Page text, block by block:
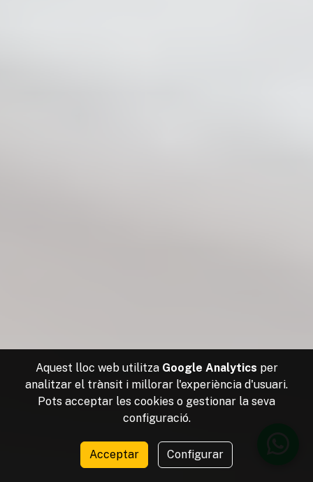
Aquest lloc web utilitza Google Analytics per
analitzar el trànsit i millorar l'experiència d'usuari.
Pots acceptar les cookies o gestionar la seva
configuració.
Acceptar Configurar